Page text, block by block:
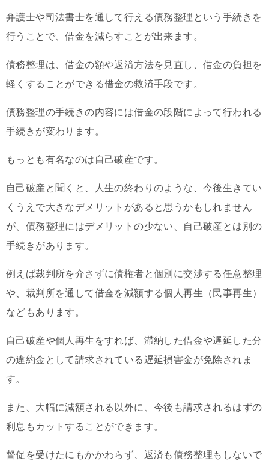
弁護士や司法書士を通して行える債務整理という手続きを
行うことで、借金を減らすことが出来ます。
債務整理は、借金の額や返済方法を見直し、借金の負担を
軽くすることができる借金の救済手段です。
債務整理の手続きの内容には借金の段階によって行われる
手続きが変わります。
もっとも有名なのは自己破産です。
自己破産と聞くと、人生の終わりのような、今後生きてい
くうえで大きなデメリットがあると思うかもしれません
が、債務整理にはデメリットの少ない、自己破産とは別の
手続きがあります。
例えば裁判所を介さずに債権者と個別に交渉する任意整理
や、裁判所を通して借金を減額する個人再生（民事再生）
などもあります。
自己破産や個人再生をすれば、滞納した借金や遅延した分
の違約金として請求されている遅延損害金が免除されま
す。
また、大幅に減額される以外に、今後も請求されるはずの
利息もカットすることができます。
督促を受けたにもかかわらず、返済も債務整理もしないで